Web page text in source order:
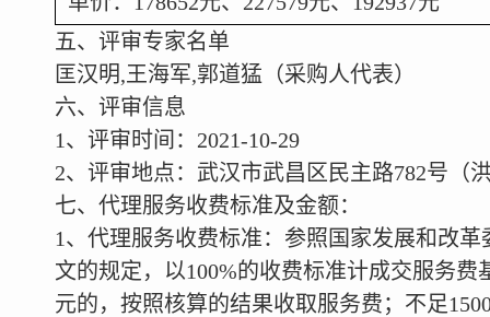
五、评审专家名单
匡汉明,王海军,郭道猛（采购人代表）
六、评审信息
1、评审时间：2021-10-29
2、评审地点：武汉市武昌区民主路782号（
七、代理服务收费标准及金额：
1、代理服务收费标准：参照国家发展和改革
文的规定，以100%的收费标准计成交服务
元的，按照核算的结果收取服务费；不足